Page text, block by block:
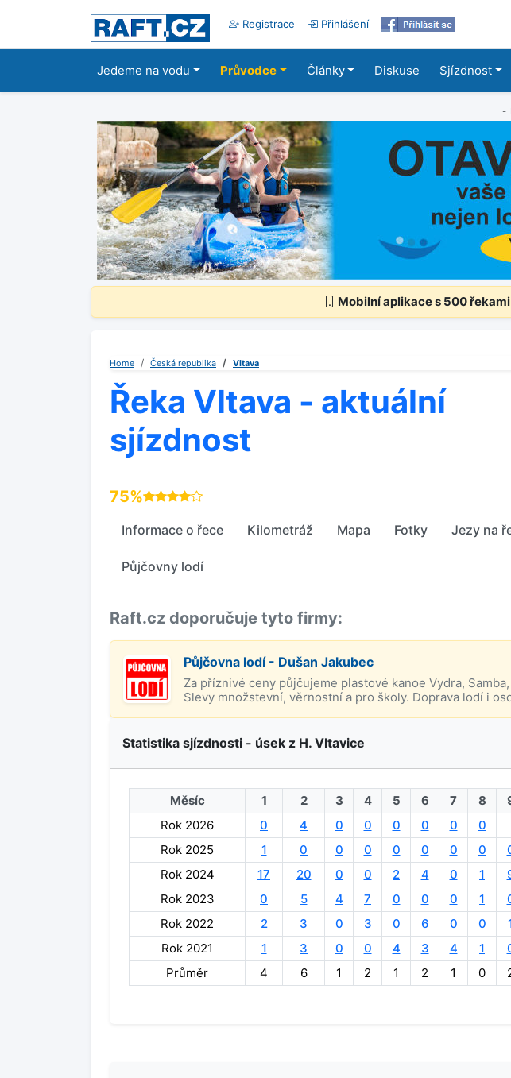
Registrace Přihlášení
Jedeme na vodu Průvodce Články Diskuse Sjízdnost
-
Mobilní aplikace s 500
Home Česká republika Vltava
Řeka Vltava - aktuální
sjízdnost
75%
Informace o řece Kilometráž Mapa Fotky Jezy na
Půjčovny lodí
Raft.cz doporučuje tyto firmy:
Půjčovna lodí - Dušan Jakubec
Za příznivé ceny půjčujeme plastové kanoe Vydra,
Slevy množstevní, věrnostní a pro školy. Doprava lodí i
Statistika sjízdnosti - úsek z H. Vltavice
Měsíc 1 2 3 4 5 6 7 8
Rok 2026
0 4 0 0 0 0 0
0
Rok 2025
1 0 0 0 0 0 0 0
Rok 2024
17 20 0 0 2 4 0 1
Rok 2023
0 5 4 7 0 0 0 1
Rok 2022
2 3 0 3 0 6 0 0
Rok 2021
1 3 0 0 4 3 4 1
Průměr
4 6 1 2 1 2 1 0